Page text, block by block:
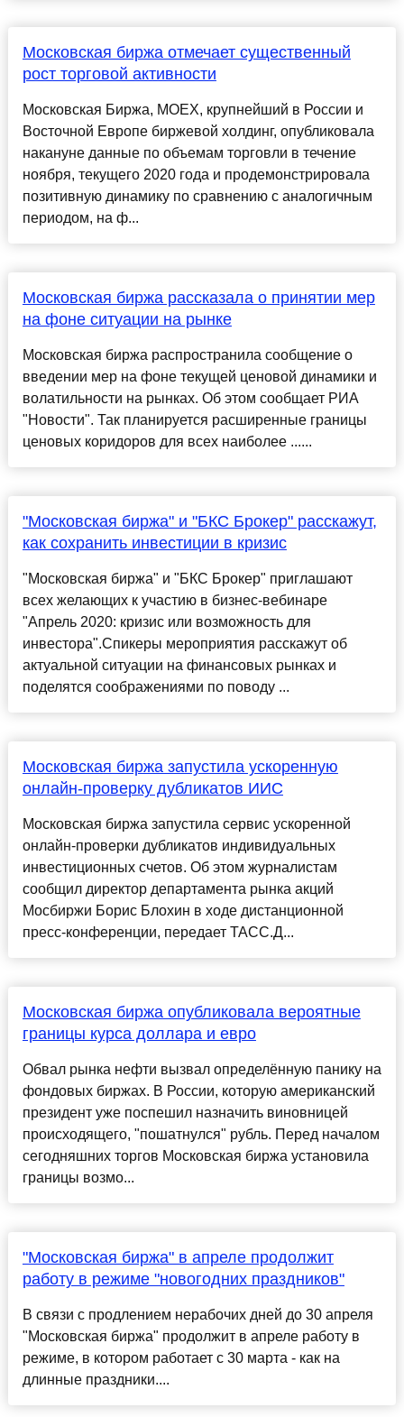
Московская биржа отмечает существенный
рост торговой активности
Московская Биржа, MOEX, крупнейший в России и
Восточной Европе биржевой холдинг, опубликовала
накануне данные по объемам торговли в течение
ноября, текущего 2020 года и продемонстрировала
позитивную динамику по сравнению с аналогичным
периодом, на ф...
Московская биржа рассказала о принятии мер
на фоне ситуации на рынке
Московская биржа распространила сообщение о
введении мер на фоне текущей ценовой динамики и
волатильности на рынках. Об этом сообщает РИА
"Новости". Так планируется расширенные границы
ценовых коридоров для всех наиболее ......
"Московская биржа" и "БКС Брокер" расскажут,
как сохранить инвестиции в кризис
"Московская биржа" и "БКС Брокер" приглашают
всех желающих к участию в бизнес-вебинаре
"Апрель 2020: кризис или возможность для
инвестора".Спикеры мероприятия расскажут об
актуальной ситуации на финансовых рынках и
поделятся соображениями по поводу ...
Московская биржа запустила ускоренную
онлайн-проверку дубликатов ИИС
Московская биржа запустила сервис ускоренной
онлайн-проверки дубликатов индивидуальных
инвестиционных счетов. Об этом журналистам
сообщил директор департамента рынка акций
Мосбиржи Борис Блохин в ходе дистанционной
пресс-конференции, передает ТАСС.Д...
Московская биржа опубликовала вероятные
границы курса доллара и евро
Обвал рынка нефти вызвал определённую панику на
фондовых биржах. В России, которую американский
президент уже поспешил назначить виновницей
происходящего, "пошатнулся" рубль. Перед началом
сегодняшних торгов Московская биржа установила
границы возмо...
"Московская биржа" в апреле продолжит
работу в режиме "новогодних праздников"
В связи с продлением нерабочих дней до 30 апреля
"Московская биржа" продолжит в апреле работу в
режиме, в котором работает с 30 марта - как на
длинные праздники....